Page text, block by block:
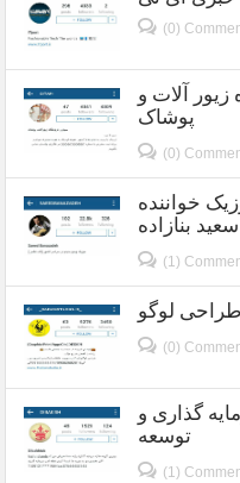
(0)
زیور آلات و
پوشاک
(0)
خواننده
(1)
طراحی لوگو
(0)
گذاری و
توسعه
(1)